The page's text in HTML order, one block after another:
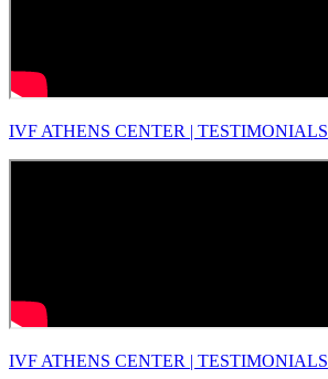
IVF ATHENS CENTER | TESTIMONIALS
IVF ATHENS CENTER | TESTIMONIALS